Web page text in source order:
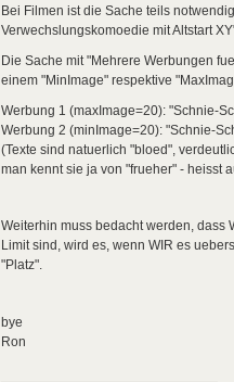
Bei Filmen ist die Sache teils
Verwechslungskomoedie mit Altstart
Die Sache mit "Mehrere Werbungen
einem "MinImage" respektive
Werbung 1 (maxImage=20): "Schnie-
Werbung 2 (minImage=20): "Schnie-
(Texte sind natuerlich "bloed",
man kennt sie ja von "frueher" - heisst
Weiterhin muss bedacht werden, dass
Limit sind, wird es, wenn WIR es
"Platz".
bye
Ron